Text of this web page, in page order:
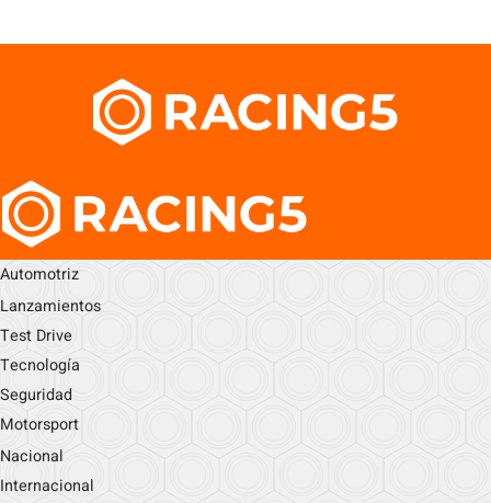
Automotriz
Lanzamientos
Test Drive
Tecnología
Seguridad
Motorsport
Nacional
Internacional